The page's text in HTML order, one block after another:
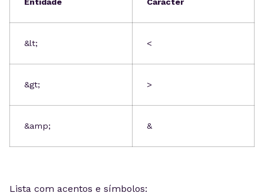
&lt; <
&gt; >
&amp; &
Lista com acentos e símbolos: